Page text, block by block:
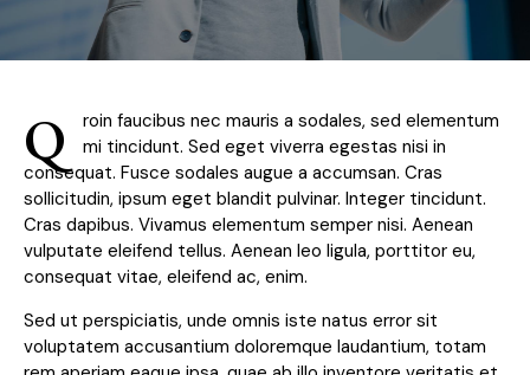
Q
roin faucibus nec mauris a sodales, sed elementum
mi tincidunt. Sed eget viverra egestas nisi in
consequat. Fusce sodales augue a accumsan. Cras
sollicitudin, ipsum eget blandit pulvinar. Integer tincidunt.
Cras dapibus. Vivamus elementum semper nisi. Aenean
vulputate eleifend tellus. Aenean leo ligula, porttitor eu,
consequat vitae, eleifend ac, enim.
Sed ut perspiciatis, unde omnis iste natus error sit
voluptatem accusantium doloremque laudantium, totam